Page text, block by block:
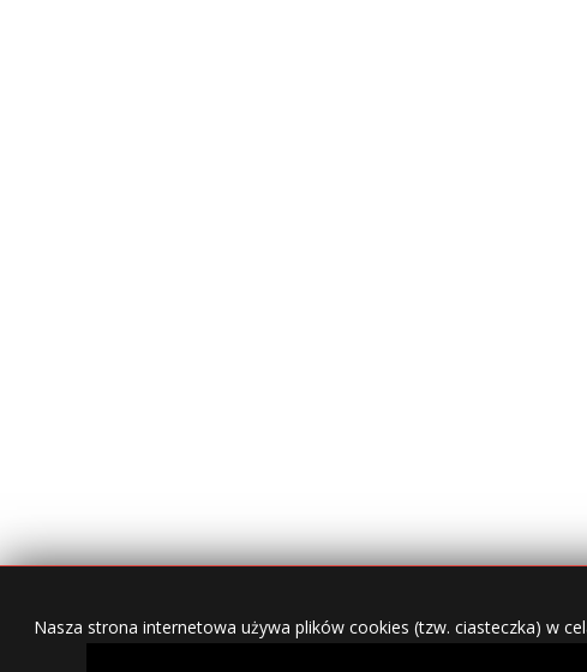
Nasza strona internetowa używa plików cookies (tzw. ciasteczka) w